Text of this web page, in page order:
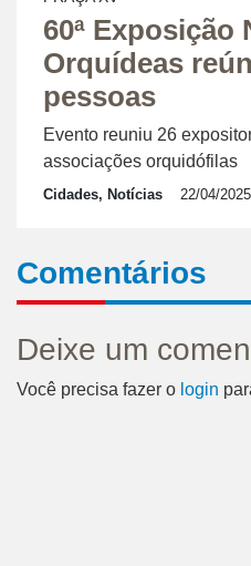
60ª Exposição
Orquídeas
pessoas
Evento reuniu 26
associações orquidófilas
Cidades, Notícias 22/04/
Comentários
Deixe um
Você precisa fazer o login